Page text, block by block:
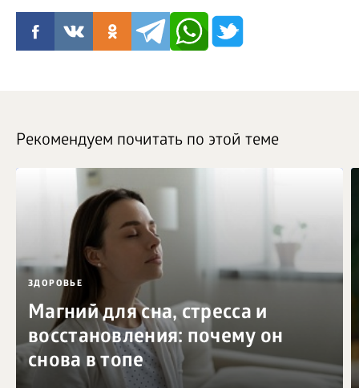
Рекомендуем почитать по этой теме
ЗДОРОВЬЕ
Магний для сна, стресса и
восстановления: почему он
снова в топе